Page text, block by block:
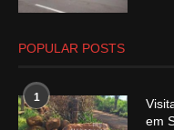
POPULAR POSTS
1
em